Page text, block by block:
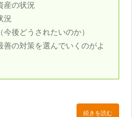
産の状況
況
後どうされたいのか）
善の対策を選んでいくのがよ
続きを読む